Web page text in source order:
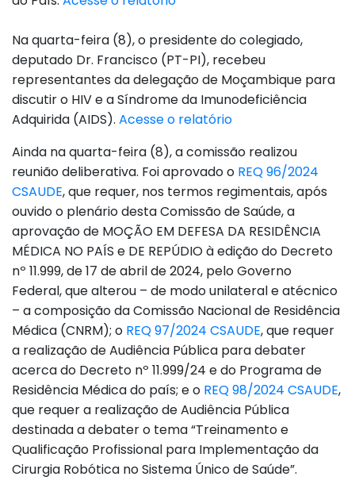
Na quarta-feira (8), o presidente do colegiado,
deputado Dr. Francisco (PT-PI), recebeu
representantes da delegação de Moçambique para
discutir o HIV e a Síndrome da Imunodeficiência
Adquirida (AIDS). Acesse o relatório
Ainda na quarta-feira (8), a comissão realizou
reunião deliberativa. Foi aprovado o REQ 96/2024
CSAUDE, que requer, nos termos regimentais, após
ouvido o plenário desta Comissão de Saúde, a
aprovação de MOÇÃO EM DEFESA DA RESIDÊNCIA
MÉDICA NO PAÍS e DE REPÚDIO à edição do Decreto
nº 11.999, de 17 de abril de 2024, pelo Governo
Federal, que alterou – de modo unilateral e atécnico
– a composição da Comissão Nacional de Residência
Médica (CNRM); o REQ 97/2024 CSAUDE, que requer
a realização de Audiência Pública para debater
acerca do Decreto nº 11.999/24 e do Programa de
Residência Médica do país; e o REQ 98/2024 CSAUDE,
que requer a realização de Audiência Pública
destinada a debater o tema “Treinamento e
Qualificação Profissional para Implementação da
Cirurgia Robótica no Sistema Único de Saúde”.